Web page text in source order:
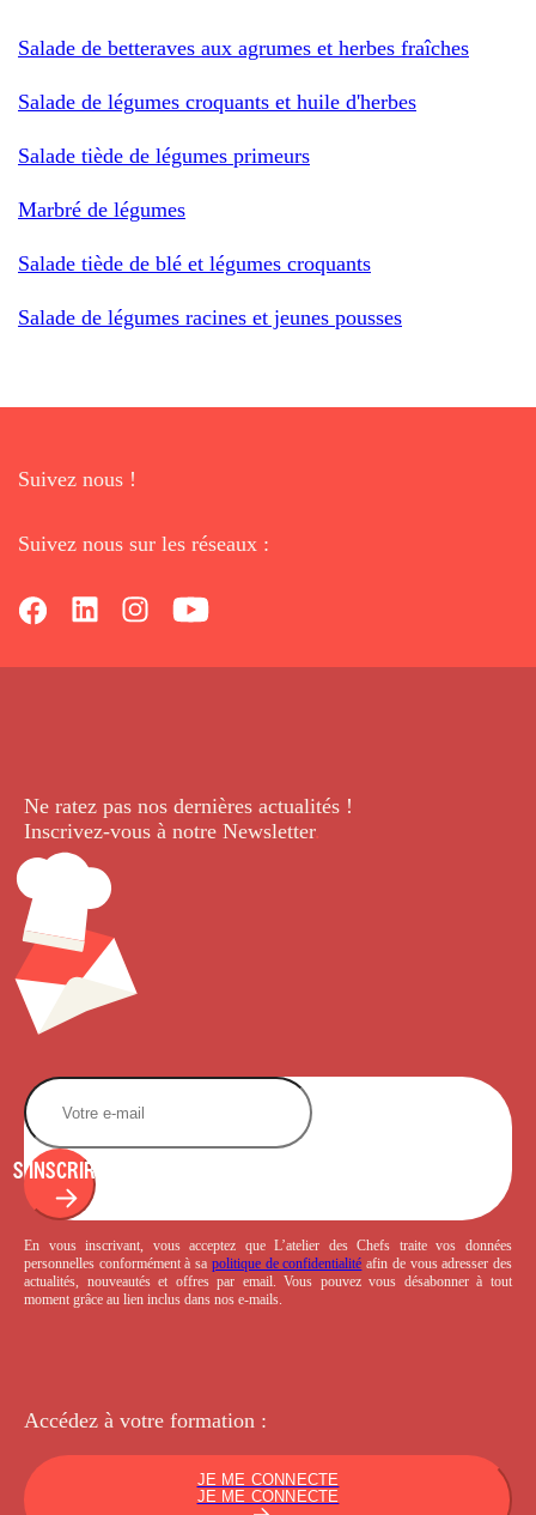
Salade de betteraves aux agrumes et herbes fraîches
Salade de légumes croquants et huile d'herbes
Salade tiède de légumes primeurs
Marbré de légumes
Salade tiède de blé et légumes croquants
Salade de légumes racines et jeunes pousses
Suivez nous !
Suivez nous sur les réseaux :
Ne ratez pas nos dernières actualités !
Inscrivez-vous à notre Newsletter.
S'INSCRIRE
En vous inscrivant, vous acceptez que L’atelier des Chefs traite vos données
personnelles conformément à sa politique de confidentialité afin de vous adresser des
actualités, nouveautés et offres par email. Vous pouvez vous désabonner à tout
moment grâce au lien inclus dans nos e-mails.
Accédez à votre formation :
JE ME CONNECTE
JE ME CONNECTE